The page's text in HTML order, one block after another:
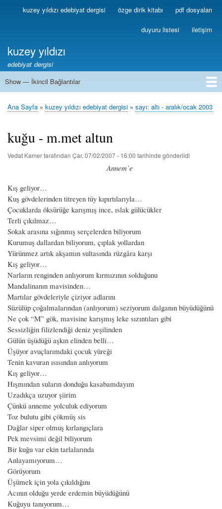
Ana
içeriğe
Birincilkuzey yıldızı edebiyat dergisi özge dirik kitabı pdf dosyaları
duyuru listesi iletişim
kuzey yıldızı
edebiyat dergisi
İkincil
Show — İkincil Bağlantılar
1
2
3
4
5
6
7
8
9
10
11
12
13
Sayfa
Ana Sayfa kuzey yıldızı edebiyat dergisi sayı: altı - aralık/ocak 2003
kuğu - m.met altun
Vedat Kamertarafından Çar, 07/02/2007 - 16:00 tarihinde gönderildi
Annem’e
Kış geliyor…
Kuş gövdelerinden titreyen tüy kıpırtılarıyla…
Çocuklarda öksürüğe karışmış ince, ıslak gülücükler
Terli çıkılmaz…
Sokak arasına sığınmış serçelerden biliyorum
Kurumuş dallardan biliyorum, çıplak yollardan
Yürünmez artık akşamın sultasında rüzgâra karşı
Kış geliyor…
Narların renginden anlıyorum kırmızının solduğunu
Mandalinanın mavisinden…
Martılar gövdeleriyle çiziyor adlarını
Süzülüp çoğalmalarından (anlıyorum) seziyorum dalganın büyüdüğünü
Ne çok “M” gök, mavisine karışmış leke sızıntıları gibi
Sessizliğin filizlendiği deniz yeşilinden
Gülün üşüdüğü aşkın elinden belli…
Üşüyor avuçlarımdaki çocuk yüreği
Tenin kavuran ısısından anlıyorum
Kış geliyor…
Hışmından suların donduğu kasabamdayım
Uzadıkça uzuyor şiirim
Çünkü anneme yolculuk ediyorum
Toz bulutu gibi çökmüş sis
Dağlar siper olmuş kırlangıçlara
Pek mevsimi değil biliyorum
Bir kuğu var ekin tarlalarında
Anlayamıyorum…
Görüyorum
Üşümek için yola çıkıldığını
Acının olduğu yerde erdemin büyüdüğünü
Kuğuyu tanıyorum…